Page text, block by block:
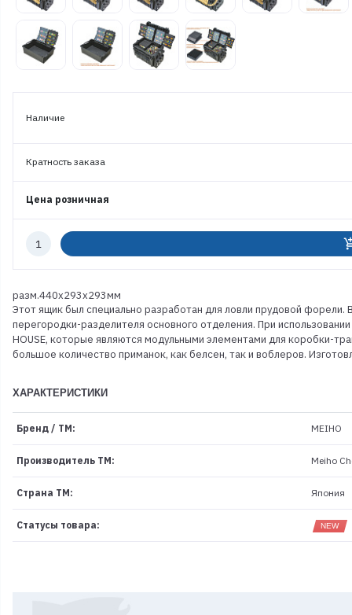
Наличие
Кратность заказа
Цена розничная
Количество
разм.440x293x293мм
Этот ящик был специально разработан для ловли прудовой
перегородки-разделителя основного отделения. При
HOUSE, которые являются модульными элементами для коробки-
большое количество приманок, как белсен, так и воблеров.
ХАРАКТЕРИСТИКИ
Бренд / ТМ: MEIHO
Производитель ТМ: Meiho
Страна ТМ: Япония
Статусы товара: